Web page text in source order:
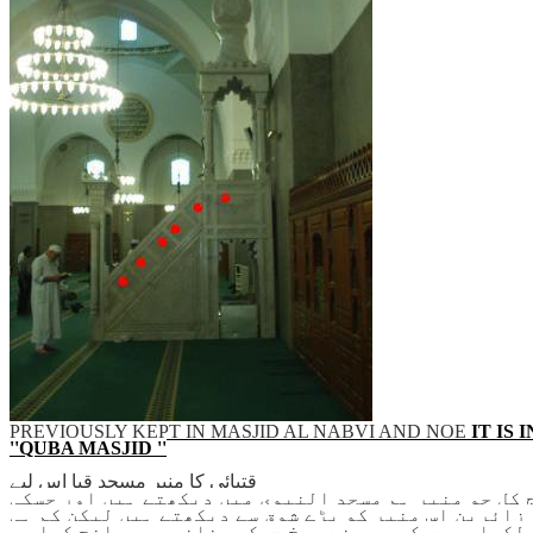
PREVIOUSLY KEPT IN MASJID AL NABVI AND NOE IT IS
''QUBA MASJID ''
قتبائی کا منبر مسجد قبا اس لیے
اور آج کل جو منبر ہم مسجد النبوی میں دیکھتے ہیں اور جسکی
اس منبر کو بڑے شوق سے دیکھتے ہیں لیکن کم ہی